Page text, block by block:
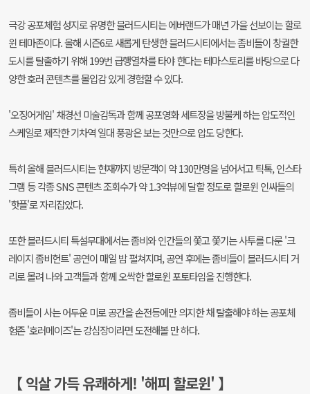
극강 공포체험 성지로 유명한 블러드시티는 에버랜드가 매년 가을 선보이는 할로
윈 테마존이다. 올해 시즌6로 새롭게 탄생한 블러드시티에서는 좀비들이 창궐한
도시를 탈출하기 위해 199번 급행열차를 타야 한다는 테마스토리를 바탕으로 다
양한 호러 콘텐츠를 몰입감 있게 경험할 수 있다.
'오징어게임' 채경선 미술감독과 함께 공포영화 세트장을 방불케 하는 압도적인
스케일로 제작한 기차역 일대 풍광은 보는 것만으로 압도 당한다.
특히 올해 블러드시티는 현재까지 방문객이 약 130만명을 넘어서고 틱톡, 인스타
그램 등 각종 SNS 콘텐츠 조회수가 약 1.3억뷰에 달할 정도로 할로윈 인싸들의
'핫플'로 자리잡았다.
또한 블러드시티 특설무대에서는 좀비와 인간들의 쫓고 쫓기는 사투를 다룬 '크
레이지 좀비헌트' 공연이 매일 밤 펼쳐지며, 공연 후에는 좀비들이 블러드시티 거
리로 몰려 나와 고객들과 함께 오싹한 할로윈 포토타임을 진행한다.
좀비들이 사는 어두운 미로 공간을 손전등에만 의지한 채 탈출해야 하는 공포체
험존 '호러메이즈'는 강심장이라면 도전해볼 만 하다.
【 익살 가득 유쾌하게! '해피 할로윈' 】